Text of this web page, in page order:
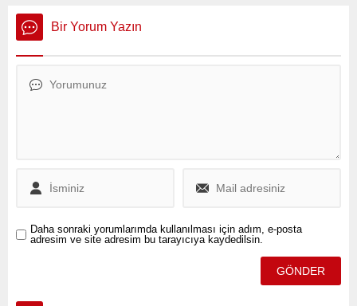
Bir Yorum Yazın
Daha sonraki yorumlarımda kullanılması için adım, e-posta
adresim ve site adresim bu tarayıcıya kaydedilsin.